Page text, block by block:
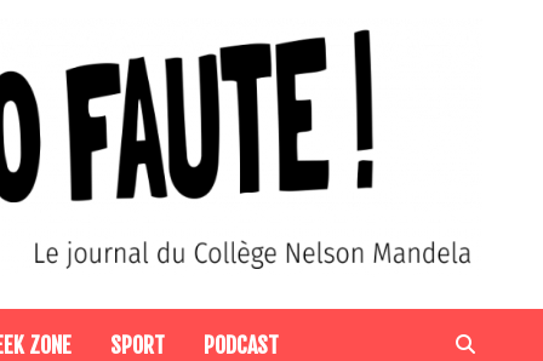
ZONE SPORT PODCAST